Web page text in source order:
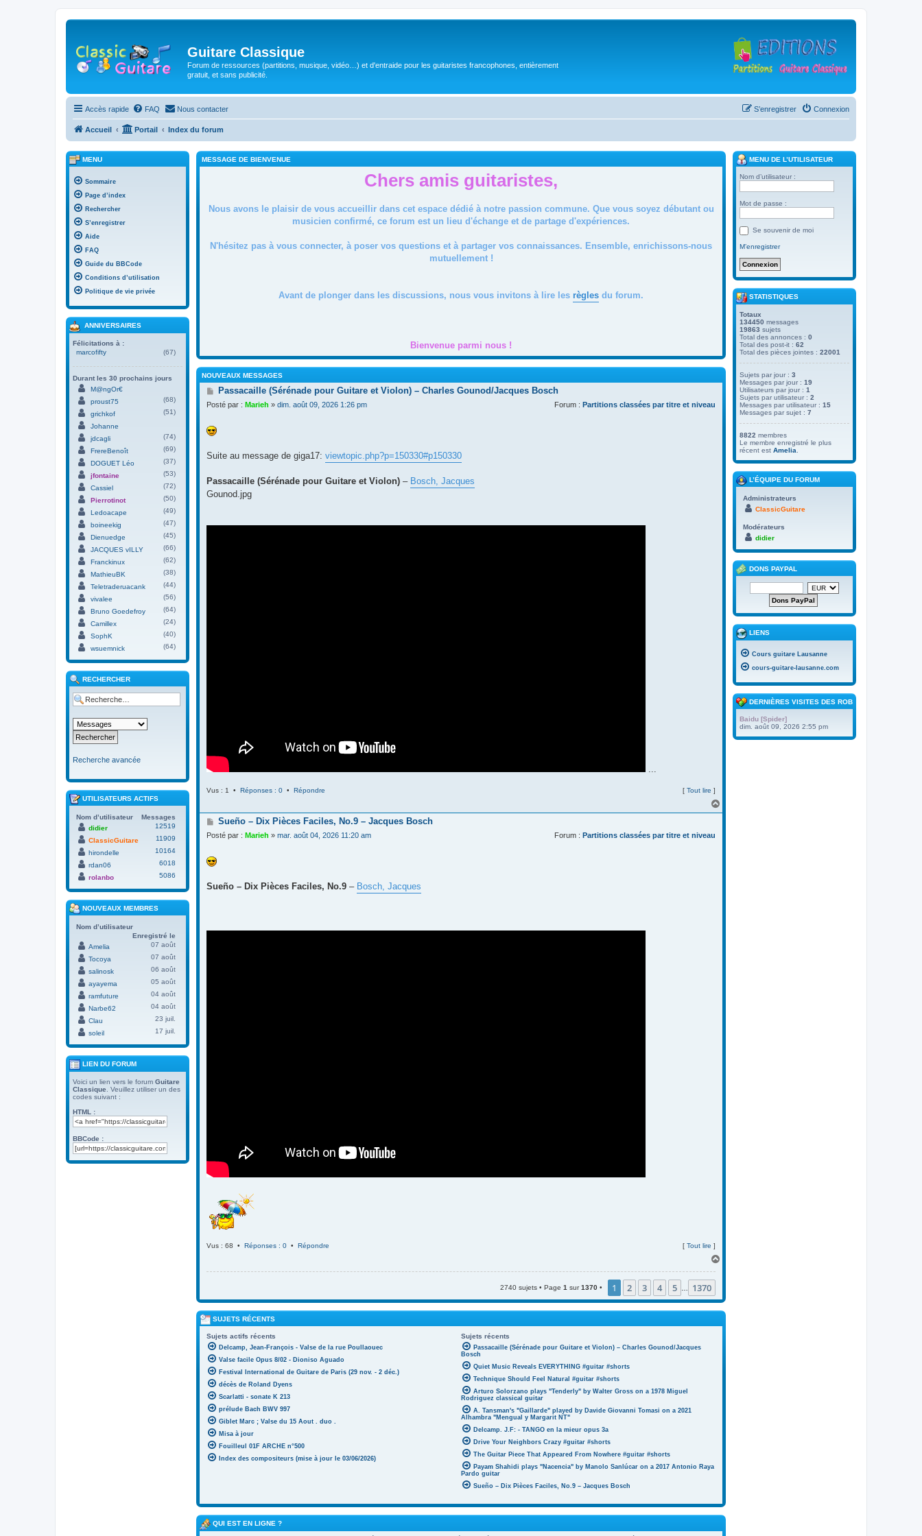
Guitare Classique
Forum de ressources (partitions, musique, vidéo…) et d'entraide pour les guitaristes francophones, entièrement
gratuit, et sans publicité.
Accès rapide FAQ Nous contacter Connexion
S’enregistrer
Accueil Portail Index du forum
MESSAGE DE BIENVENUE
Chers amis guitaristes,
Nous avons le plaisir de vous accueillir dans cet espace dédié à notre passion commune. Que vous soyez débutant ou
musicien confirmé, ce forum est un lieu d'échange et de partage d'expériences.
N'hésitez pas à vous connecter, à poser vos questions et à partager vos connaissances. Ensemble, enrichissons-nous
mutuellement !
Avant de plonger dans les discussions, nous vous invitons à lire les règles du forum.
Bienvenue parmi nous !
NOUVEAUX MESSAGES
M
s
a
g
Passacaille (Sérénade pour Guitare et Violon) – Charles Gounod/Jacques Bosch
Posté par : Marieh » dim. août 09, 2026 1:26 pm Forum : Partitions classées par titre et niveau
Suite au message de giga17: viewtopic.php?p=150330#p150330
Passacaille (Sérénade pour Guitare et Violon) – Bosch, Jacques
Gounod.jpg
...
Vus : 1 • Réponses : 0 • Répondre [ Tout lire ]
a
M
s
a
g
Sueño – Dix Pièces Faciles, No.9 – Jacques Bosch
Posté par : Marieh » mar. août 04, 2026 11:20 am Forum : Partitions classées par titre et niveau
Sueño – Dix Pièces Faciles, No.9 – Bosch, Jacques
Vus : 68 • Réponses : 0 • Répondre [ Tout lire ]
2740 sujets • Page 1 sur1370 • 1 2 3 4 5 1370
SUJETS RÉCENTS
Sujets actifs récents Sujets récents
Delcamp, Jean-François - Valse de la rue Poullaouec
Valse facile Opus 8/02 - Dioniso Aguado
Festival International de Guitare de Paris (29 nov. - 2 déc.)
décès de Roland Dyens
Scarlatti - sonate K 213
prélude Bach BWV 997
Giblet Marc ; Valse du 15 Aout . duo .
Misa à jour
Fouilleul 01F ARCHE n°500
Index des compositeurs (mise à jour le 03/06/2026)
Passacaille (Sérénade pour Guitare et Violon) – Charles Gounod/Jacques
Bosch
Quiet Music Reveals EVERYTHING #guitar #shorts
Technique Should Feel Natural #guitar #shorts
Arturo Solorzano plays "Tenderly" by Walter Gross on a 1978 Miguel
Rodriguez classical guitar
A. Tansman's "Gaillarde" played by Davide Giovanni Tomasi on a 2021
Alhambra "Mengual y Margarit NT"
Delcamp. J.F: - TANGO en la mieur opus 3a
Drive Your Neighbors Crazy #guitar #shorts
The Guitar Piece That Appeared From Nowhere #guitar #shorts
Payam Shahidi plays "Nacencia" by Manolo Sanlúcar on a 2017 Antonio Raya
Pardo guitar
Sueño – Dix Pièces Faciles, No.9 – Jacques Bosch
QUI EST EN LIGNE ?
MENU
Sommaire
Page d’index
Rechercher
S’enregistrer
Aide
FAQ
Guide du BBCode
Conditions d’utilisation
Politique de vie privée
ANNIVERSAIRES
Félicitations à :
marcofifty
(67)
Durant les 30 prochains jours
M@ngOr€
proust75
(68)
grichkof
(51)
Johanne
jdcagli
(74)
FrereBenoît
(69)
DOGUET Léo
(37)
jfontaine
(53)
Cassiel
(72)
Pierrotinot
(50)
Ledoacape
(49)
boineekig
(47)
Dienuedge
(45)
JACQUES vILLY
(66)
Franckinux
(62)
MathieuBK
(38)
Teletraderuacank
(44)
vivalee
(56)
Bruno Goedefroy
(64)
Camillex
(24)
SophK
(40)
wsuemnick
(64)
RECHERCHER
Recherche avancée
UTILISATEURS ACTIFS
Nom d’utilisateur
Messages
didier
12519
ClassicGuitare
11909
hirondelle
10164
rdan06
6018
rolanbo
5086
NOUVEAUX MEMBRES
Nom d’utilisateur
Enregistré le
Amelia
07 août
Tocoya
07 août
salinosk
06 août
ayayema
05 août
ramfuture
04 août
Narbe62
04 août
Clau
23 juil.
soleil
17 juil.
LIEN DU FORUM
Voici un lien vers le forum Guitare
Classique . Veuillez utiliser un des
codes suivant :
HTML :
BBCode :
MENU DE L’UTILISATEUR
Nom d’utilisateur :
Mot de passe :
Se souvenir de moi
M’enregistrer
STATISTIQUES
Totaux
134450 messages
19863 sujets
Total des annonces : 0
Total des post-it : 62
Total des pièces jointes : 22001
Sujets par jour : 3
Messages par jour : 19
Utilisateurs par jour : 1
Sujets par utilisateur : 2
Messages par utilisateur : 15
Messages par sujet : 7
8822 membres
Le membre enregistré le plus
récent est Amelia
L’ÉQUIPE DU FORUM
Administrateurs
ClassicGuitare
Modérateurs
didier
DONS PAYPAL
LIENS
Cours guitare Lausanne
cours-guitare-lausanne.com
DERNIÈRES VISITES DES ROBOTS
Baidu [Spider]
dim. août 09, 2026 2:55 pm